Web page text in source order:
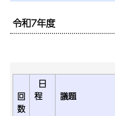
令和7年度
回
数
日
程
議